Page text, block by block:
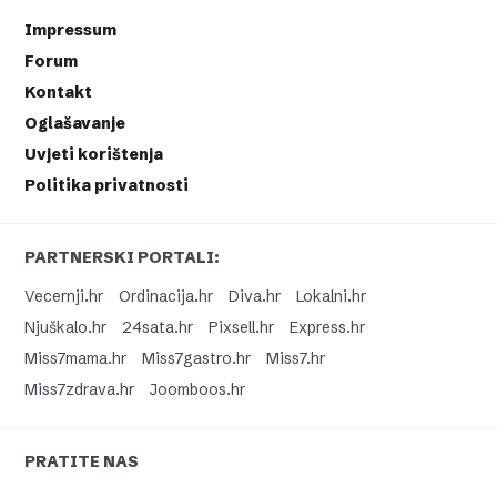
Impressum
Forum
Kontakt
Oglašavanje
Uvjeti korištenja
Politika privatnosti
PARTNERSKI PORTALI:
Vecernji.hr
Ordinacija.hr Diva.hr
Lokalni.hr
Njuškalo.hr
24sata.hr Pixsell.hr
Express.hr
Miss7mama.hr
Miss7gastro.hr
Miss7.hr
Miss7zdrava.hr
Joomboos.hr
PRATITE NAS